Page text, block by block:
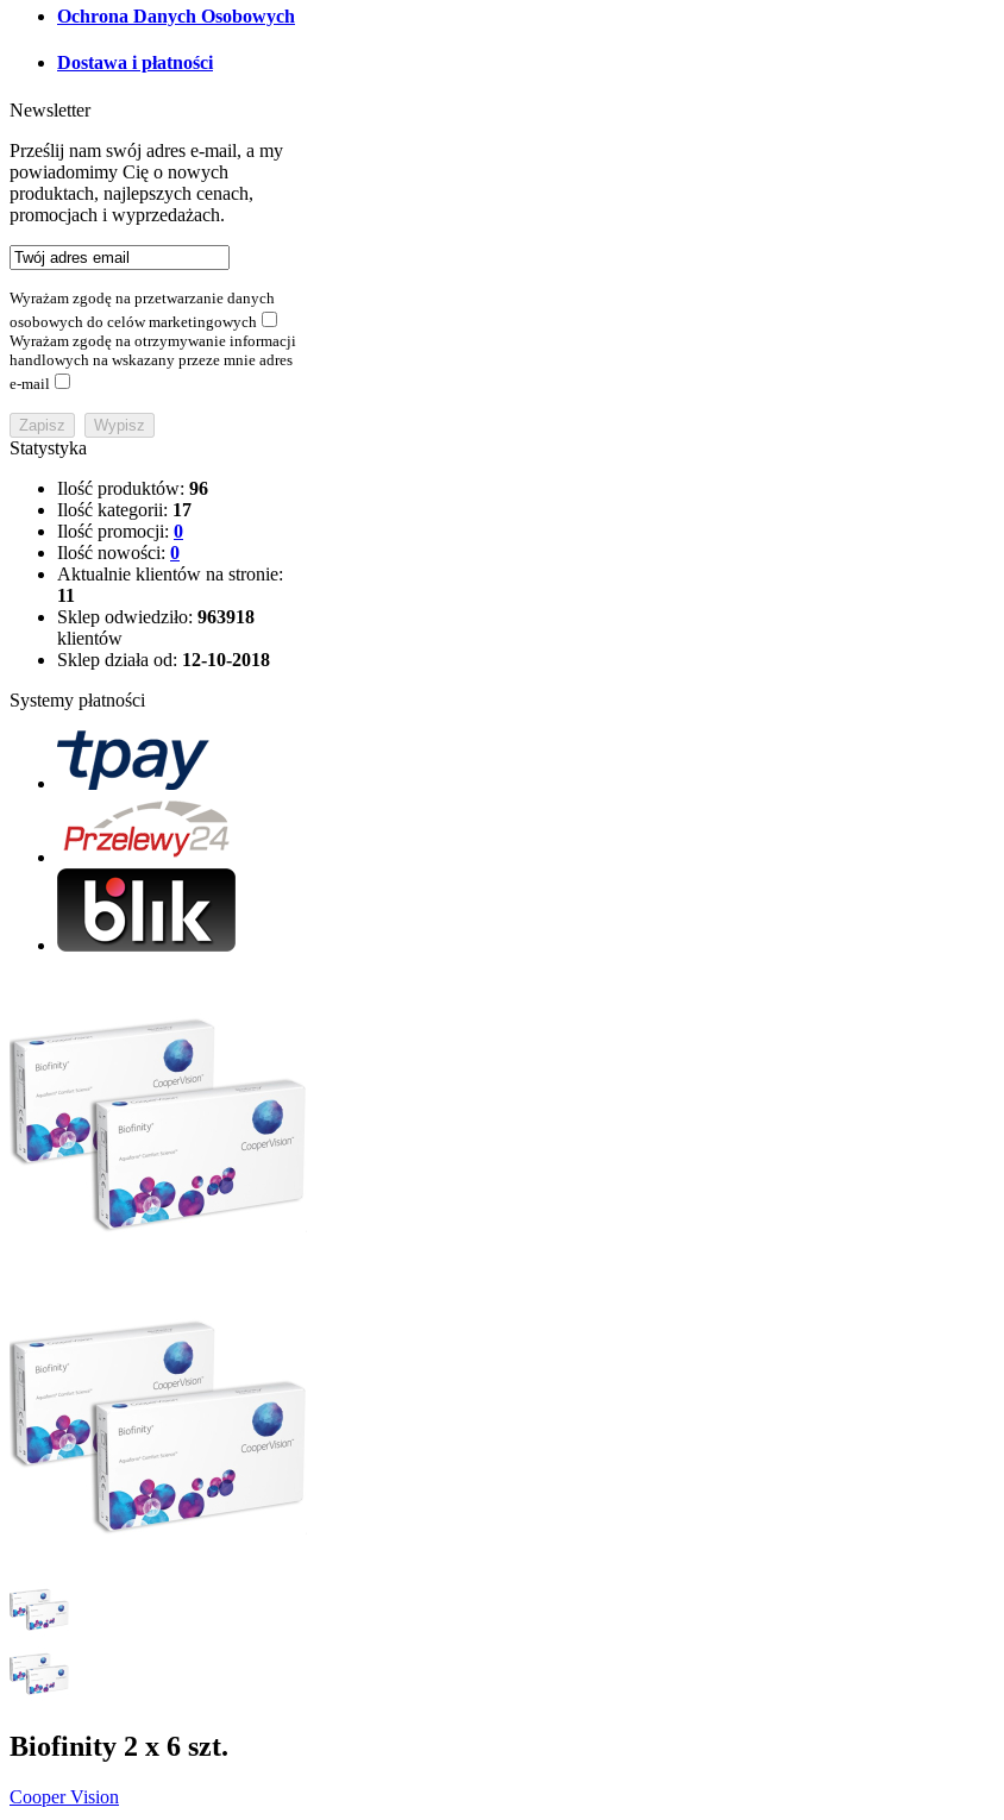
Ochrona Danych Osobowych
Dostawa i płatności
Newsletter
Prześlij nam swój adres e-mail, a my
powiadomimy Cię o nowych
produktach, najlepszych cenach,
promocjach i wyprzedażach.
Wyrażam zgodę na przetwarzanie danych
osobowych do celów marketingowych
Wyrażam zgodę na otrzymywanie informacji
handlowych na wskazany przeze mnie adres
e-mail
Statystyka
Ilość produktów: 96
Ilość kategorii: 17
Ilość promocji: 0
Ilość nowości: 0
Aktualnie klientów na stronie:
11
Sklep odwiedziło: 963918
klientów
Sklep działa od: 12-10-2018
Systemy płatności
Biofinity 2 x 6 szt.
Cooper Vision